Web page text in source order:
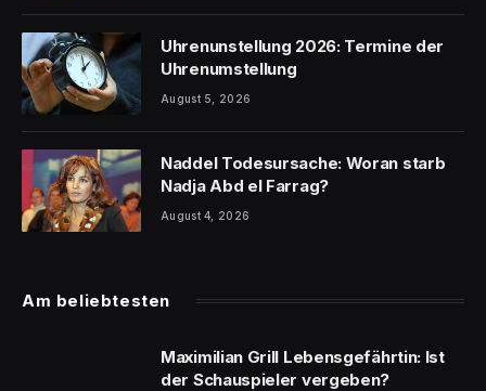
Uhrenunstellung 2026: Termine der
Uhrenumstellung
August 5, 2026
Naddel Todesursache: Woran starb
Nadja Abd el Farrag?
August 4, 2026
Am beliebtesten
Maximilian Grill Lebensgefährtin: Ist
der Schauspieler vergeben?